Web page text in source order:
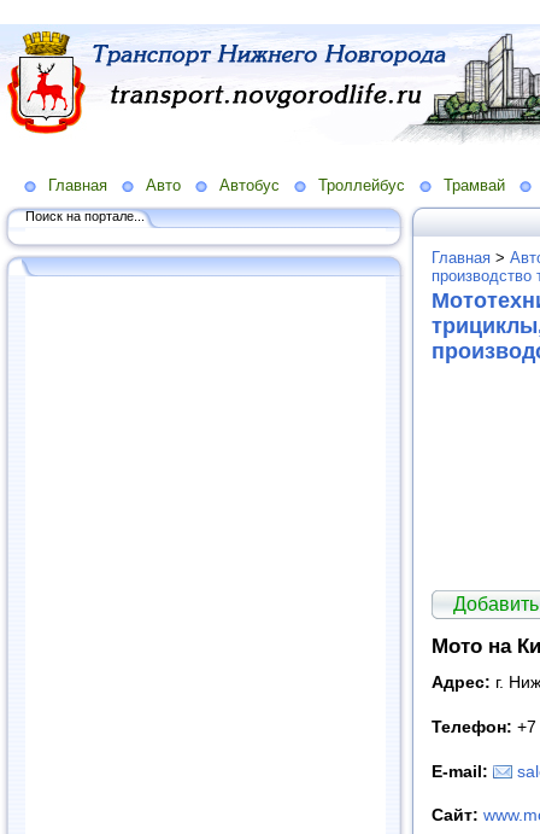
Главная Авто Автобус Троллейбус Трамвай
Поиск на портале...
Главная >
производство
Мото на
Адрес: г.
Телефон: +7
E-mail:
Сайт: